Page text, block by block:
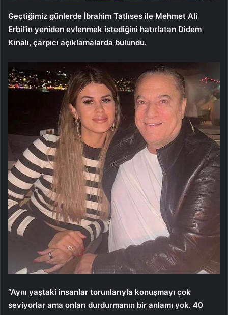
Geçtiğimiz günlerde İbrahim Tatlıses ile Mehmet Ali
Erbil’in yeniden evlenmek istediğini hatırlatan Didem
Kınalı, çarpıcı açıklamalarda bulundu.
“Aynı yaştaki insanlar torunlarıyla konuşmayı çok
seviyorlar ama onları durdurmanın bir anlamı yok. 40